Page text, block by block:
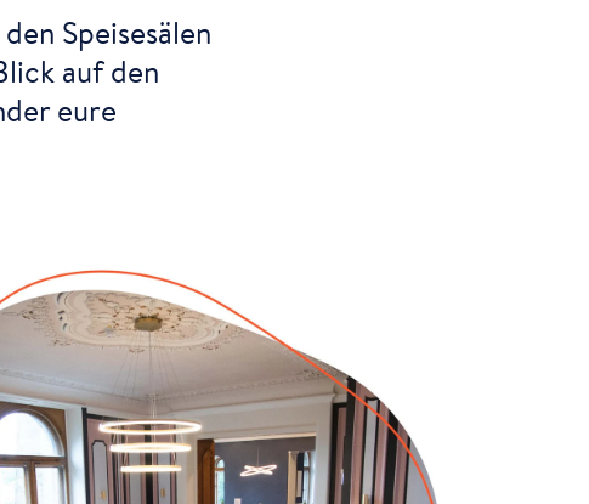
Speisesälen
auf den
eure